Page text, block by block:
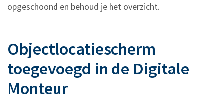
opgeschoond en behoud je het overzicht.
Objectlocatiescherm
toegevoegd in de Digitale
Monteur